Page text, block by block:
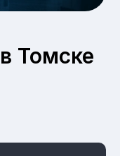
Томске